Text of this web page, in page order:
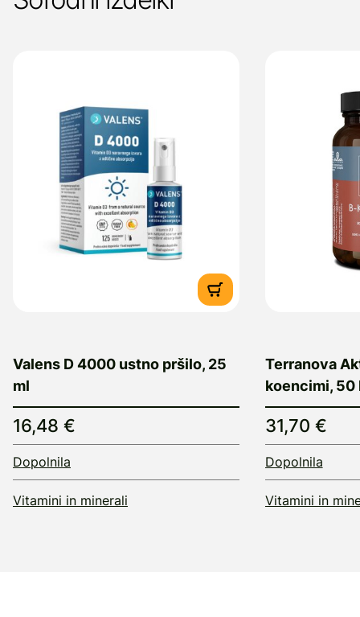
Valens D 4000 ustno pršilo, 25
ml
16,48 €
Dopolnila
Vitamini in minerali
Terranova
koencimi, 50
31,70 €
Dopolnila
Vitamini in